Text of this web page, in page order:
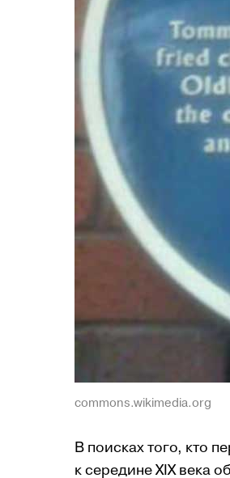
commons.wikimedia.org
В поисках того, кто
к середине XIX века